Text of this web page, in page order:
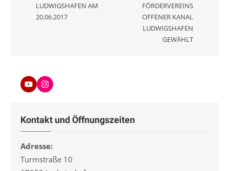
LUDWIGSHAFEN AM
20.06.2017
FÖRDERVEREINS
OFFENER KANAL
LUDWIGSHAFEN
GEWÄHLT
YoutubeInstagram
Kontakt und Öffnungszeiten
Adresse:
Turmstraße 10